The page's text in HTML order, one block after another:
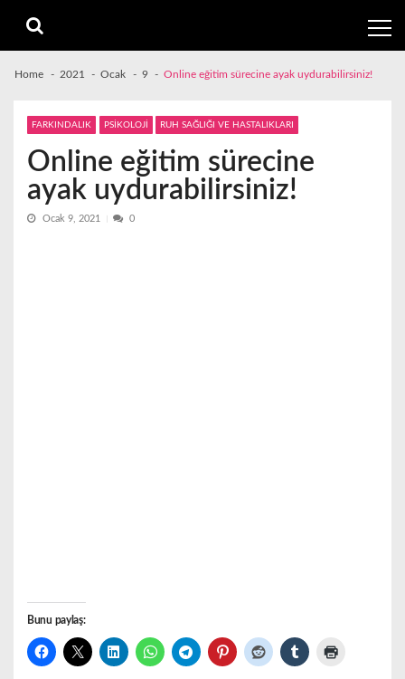
navigation
content
Home 2021 Ocak 9 Online eğitim sürecine ayak uydurabilirsiniz!
FARKINDALIK PSİKOLOJİ RUH SAĞLIĞI VE HASTALIKLARI
Online eğitim sürecine
ayak uydurabilirsiniz!
Ocak 9, 2021 0
Bunu paylaş: